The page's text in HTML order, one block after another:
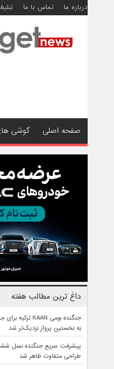
درباره ما تماس با ما
صفحه اصلی گوشی
داغ ترین مطالب هفته
به نخستین پرواز نزدیک‌تر شد
طراحی متفاوت ظاهر شد